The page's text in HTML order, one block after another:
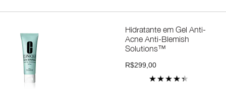
Hidratante em Gel Anti-
Acne Anti-Blemish
Solutions™
R$299,00